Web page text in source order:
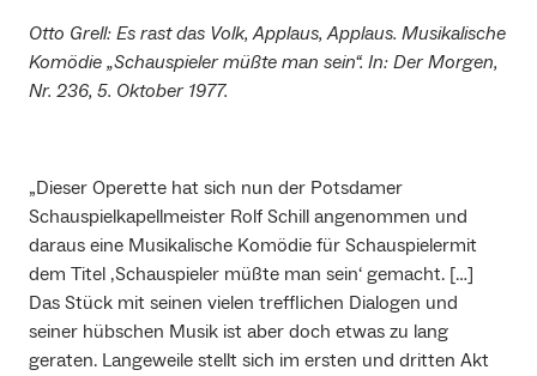
Otto Grell: Es rast das Volk, Applaus, Applaus. Musikalische
Komödie „Schauspieler müßte man sein“. In: Der Morgen,
Nr. 236, 5. Oktober 1977.
„Dieser Operette hat sich nun der Potsdamer
Schauspielkapellmeister Rolf Schill angenommen und
daraus eine Musikalische Komödie für Schauspielermit
dem Titel ‚Schauspieler müßte man sein‘ gemacht. […]
Das Stück mit seinen vielen trefflichen Dialogen und
seiner hübschen Musik ist aber doch etwas zu lang
geraten. Langeweile stellt sich im ersten und dritten Akt